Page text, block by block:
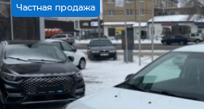
Частная продажа